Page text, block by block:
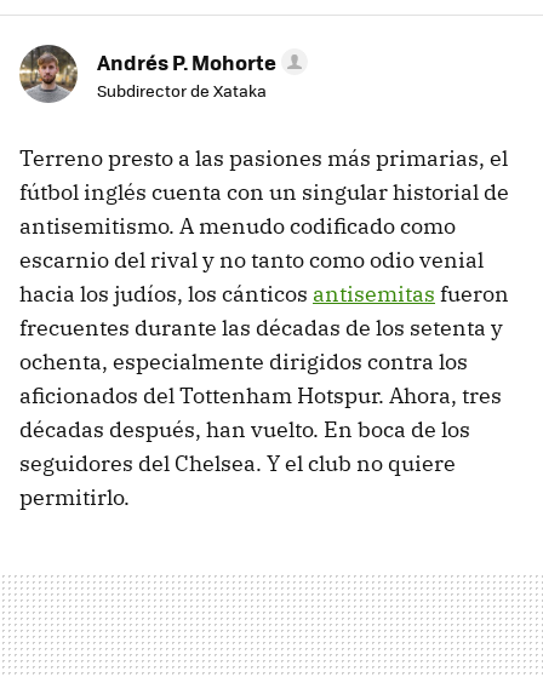
Andrés P. Mohorte
Subdirector de Xataka
Terreno presto a las pasiones más primarias, el
fútbol inglés cuenta con un singular historial de
antisemitismo. A menudo codificado como
escarnio del rival y no tanto como odio venial
hacia los judíos, los cánticos antisemitas fueron
frecuentes durante las décadas de los setenta y
ochenta, especialmente dirigidos contra los
aficionados del Tottenham Hotspur. Ahora, tres
décadas después, han vuelto. En boca de los
seguidores del Chelsea. Y el club no quiere
permitirlo.